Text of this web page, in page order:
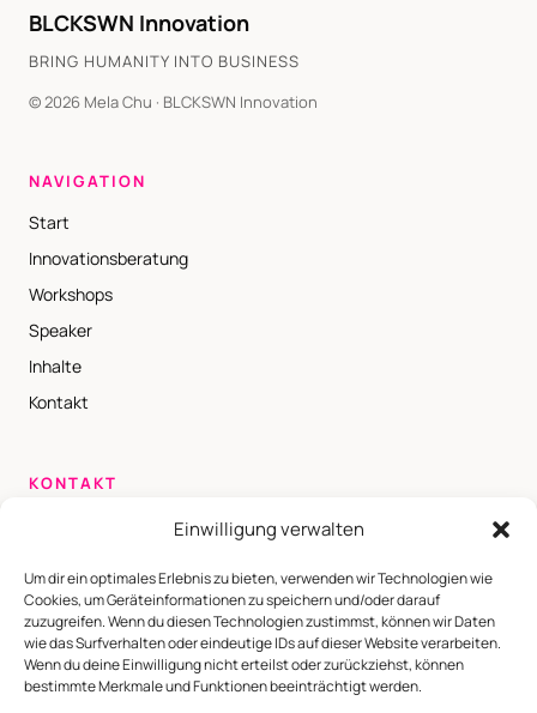
Einwilligung verwalten
Um dir ein optimales Erlebnis zu bieten, verwenden wir Technologien wie
Cookies, um Geräteinformationen zu speichern und/oder darauf
zuzugreifen. Wenn du diesen Technologien zustimmst, können wir Daten
wie das Surfverhalten oder eindeutige IDs auf dieser Website verarbeiten.
Wenn du deine Einwilligung nicht erteilst oder zurückziehst, können
bestimmte Merkmale und Funktionen beeinträchtigt werden.
BLCKSWN Innovation
BRING HUMANITY INTO BUSINESS
© 2026 Mela Chu · BLCKSWN Innovation
NAVIGATION
Start
Innovationsberatung
Workshops
Speaker
Inhalte
Kontakt
KONTAKT
Brüsseler Platz 9
50674 Köln
Impressum Datenschutz